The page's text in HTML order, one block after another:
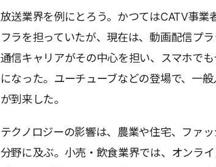
放送業界を例にとろう。かつてはCATV事業
フラを担っていたが、現在は、動画配信プ
通信キャリアがその中心を担い、スマホで
になった。ユーチューブなどの登場で、一
が到来した。
テクノロジーの影響は、農業や住宅、ファ
分野に及ぶ。小売・飲食業界では、オンラ